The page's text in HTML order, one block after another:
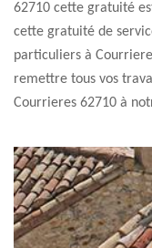
62710 cette gratuité
cette gratuité de
particuliers à
remettre tous vos
Courrieres 62710 à